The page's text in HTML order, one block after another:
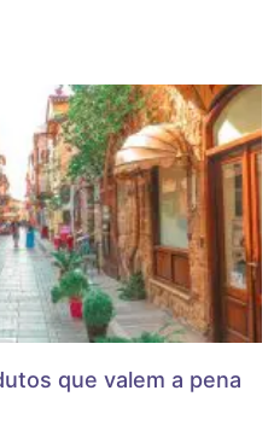
que valem a pena